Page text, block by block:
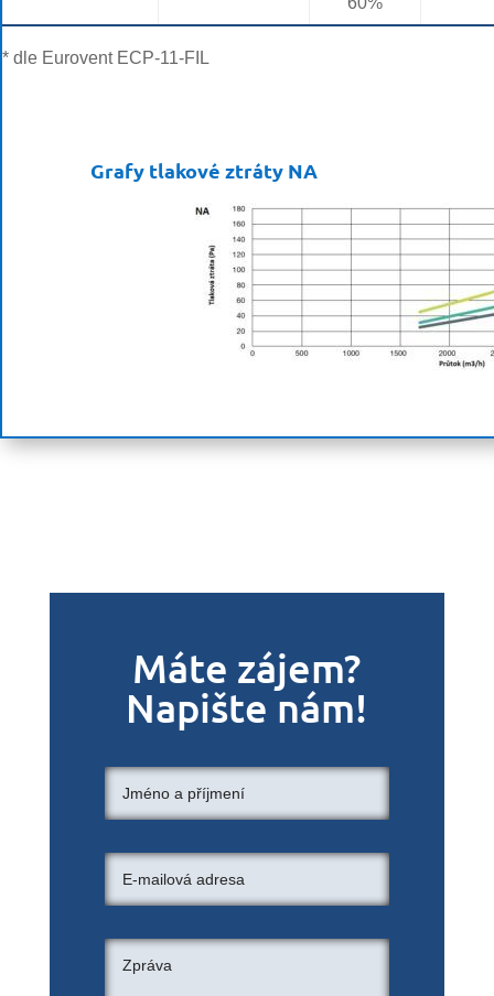
* dle Eurovent ECP-11-FIL
Grafy tlakové ztráty NA
Máte zájem?
Napište nám!